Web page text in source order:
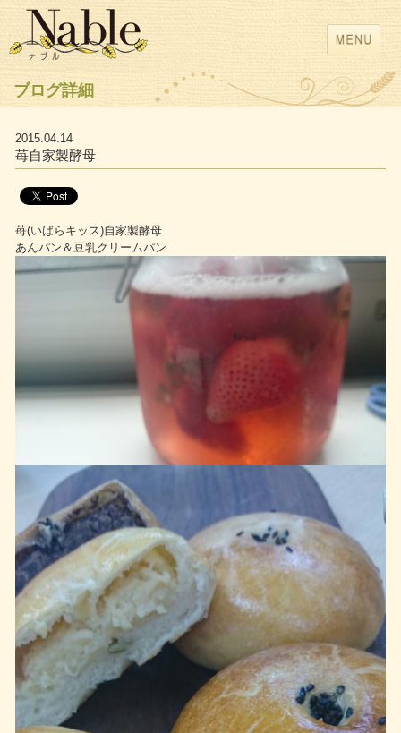
ブログ詳細
2015.04.14
苺自家製酵母
苺(いばらキッス)自家製酵母
あんパン＆豆乳クリームパン